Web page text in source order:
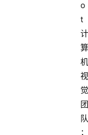
o
t
计
算
机
视
觉
团
队
；